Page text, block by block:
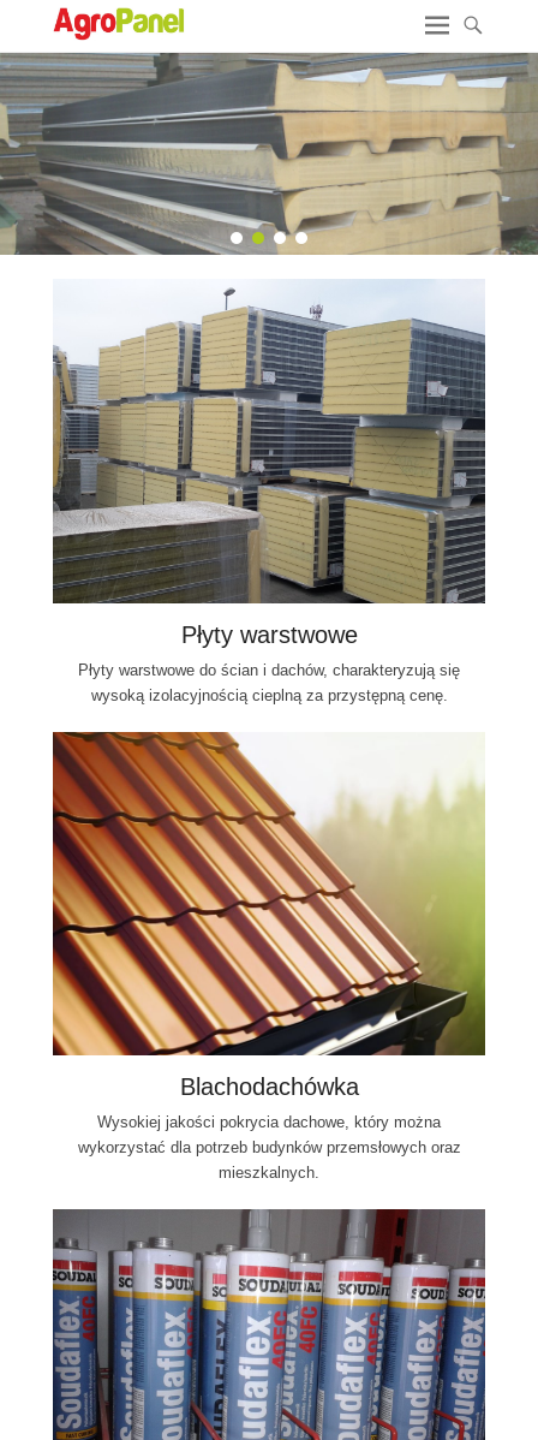
1 2 3 4
Płyty warstwowe
Płyty warstwowe do ścian i dachów, charakteryzują się
wysoką izolacyjnością cieplną za przystępną cenę.
Blachodachówka
Wysokiej jakości pokrycia dachowe, który można
wykorzystać dla potrzeb budynków przemsłowych oraz
mieszkalnych.